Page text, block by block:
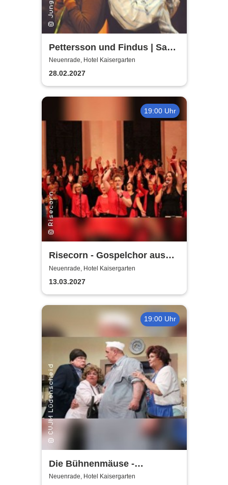
Pettersson und Findus | Saal
des Hotels Kaisergarten
Neuenrade
Neuenrade, Hotel Kaisergarten
28.02.2027
19:00 Uhr
Risecorn - Gospelchor aus
Lüdenscheid
Neuenrade, Hotel Kaisergarten
13.03.2027
19:00 Uhr
Die Bühnenmäuse -
Laientheater CVJM
Neuenrade, Hotel Kaisergarten